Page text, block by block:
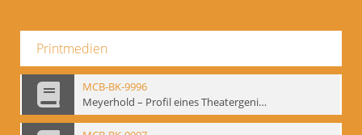
Printmedien
MCB-BK-9996
Meyerhold – Profil eines Theatergenies. Vortrag. Arbeitsdemonstration - interne Signatur: BM-prt-203